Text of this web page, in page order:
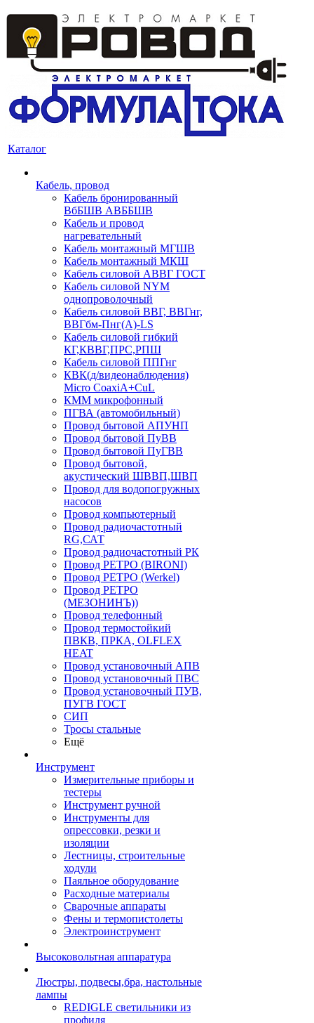
Каталог
Кабель, провод
Кабель бронированный
ВбБШВ АВББШВ
Кабель и провод
нагревательный
Кабель монтажный МГШВ
Кабель монтажный МКШ
Кабель силовой АВВГ ГОСТ
Кабель силовой NYM
однопроволочный
Кабель силовой ВВГ, ВВГнг,
ВВГбм-Пнг(А)-LS
Кабель силовой гибкий
КГ,КВВГ,ПРС,РПШ
Кабель силовой ППГнг
КВК(д/видеонаблюдения)
Micro CoaxiA+CuL
КММ микрофонный
ПГВА (автомобильный)
Провод бытовой АПУНП
Провод бытовой ПуВВ
Провод бытовой ПуГВВ
Провод бытовой,
акустический ШВВП,ШВП
Провод для водопогружных
насосов
Провод компьютерный
Провод радиочастотный
RG,САТ
Провод радиочастотный РК
Провод РЕТРО (BIRONI)
Провод РЕТРО (Werkel)
Провод РЕТРО
(МЕЗОНИНЪ))
Провод телефонный
Провод термостойкий
ПВКВ, ПРКА, OLFLEX
HEAT
Провод установочный АПВ
Провод установочный ПВС
Провод установочный ПУВ,
ПУГВ ГОСТ
СИП
Тросы стальные
Ещё
Инструмент
Измерительные приборы и
тестеры
Инструмент ручной
Инструменты для
опрессовки, резки и
изоляции
Лестницы, строительные
ходули
Паяльное оборудование
Расходные материалы
Сварочные аппараты
Фены и термопистолеты
Электроинструмент
Высоковольтная аппаратура
Люстры, подвесы,бра, настольные
лампы
REDIGLE светильники из
профиля